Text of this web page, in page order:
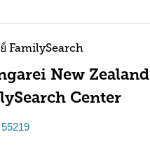
FamilySearch
New Zealand
Center